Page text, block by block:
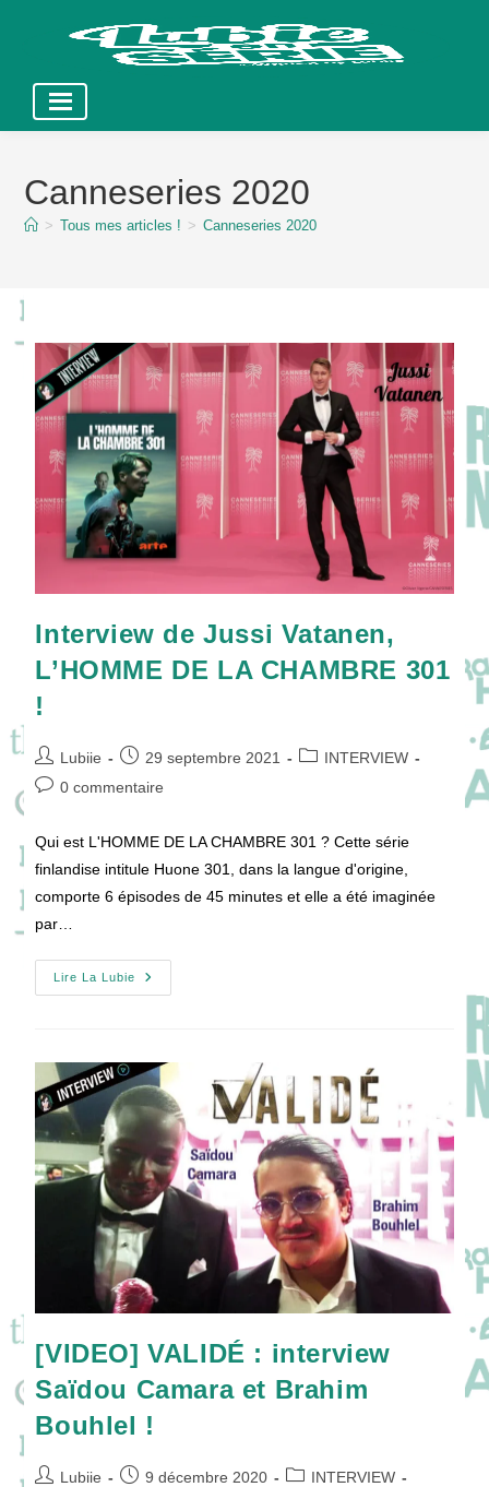
contentCanneseries 2020
> Tous mes articles ! > Canneseries 2020
Interview de Jussi Vatanen,
L’HOMME DE LA CHAMBRE 301
!
Auteur/autrice
de
Lubiie
Publication
publiée :
29 septembre 2021
PostINTERVIEW
Commentaires
publication :
0 commentaire
Qui est L'HOMME DE LA CHAMBRE 301 ? Cette série
finlandise intitule Huone 301, dans la langue d'origine,
comporte 6 épisodes de 45 minutes et elle a été imaginée
par…
Lire La Lubie
Interview
De
LA
CHAMBRE
301
[VIDEO] VALIDÉ : interview
Saïdou Camara et Brahim
Bouhlel !
Auteur/autrice
Lubiie
Publication
9 décembre 2020
PostINTERVIEW